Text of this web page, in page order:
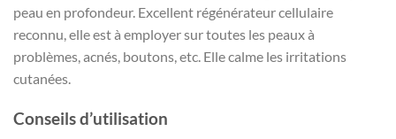
peau en profondeur. Excellent régénérateur cellulaire
reconnu, elle est à employer sur toutes les peaux à
problèmes, acnés, boutons, etc. Elle calme les irritations
cutanées.
Conseils d’utilisation